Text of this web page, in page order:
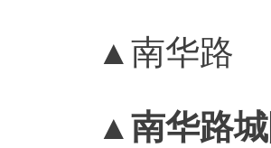
▲南华路
▲南华路